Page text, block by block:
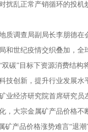
扰乱正常产销循环的投
调查局副局长李朋德在
和世纪疫情交织叠加，
碳”目标下资源消费结
技创新，提升行业发展水
经济研究院首席研究员
，大宗金属矿产品价格
矿产品价格涨势难言“退